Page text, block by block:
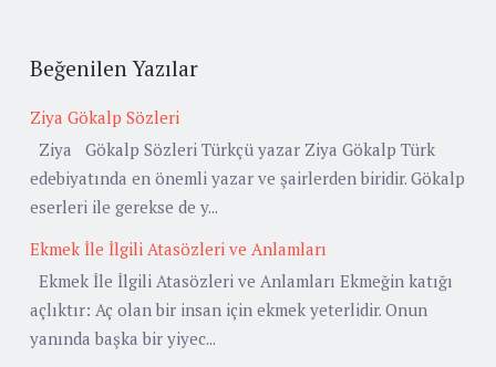
Beğenilen Yazılar
Ziya Gökalp Sözleri
Ziya Gökalp Sözleri Türkçü yazar Ziya Gökalp Türk
edebiyatında en önemli yazar ve şairlerden biridir. Gökalp
eserleri ile gerekse de y...
Ekmek İle İlgili Atasözleri ve Anlamları
Ekmek İle İlgili Atasözleri ve Anlamları Ekmeğin katığı
açlıktır: Aç olan bir insan için ekmek yeterlidir. Onun
yanında başka bir yiyec...